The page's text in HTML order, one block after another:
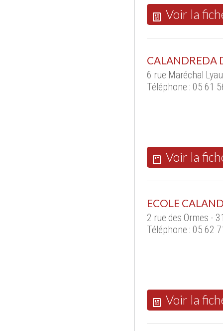
Voir la
CALANDREDA
6 rue Maréchal
Téléphone : 05 61
Voir la
ECOLE
2 rue des Ormes -
Téléphone : 05 62
Voir la